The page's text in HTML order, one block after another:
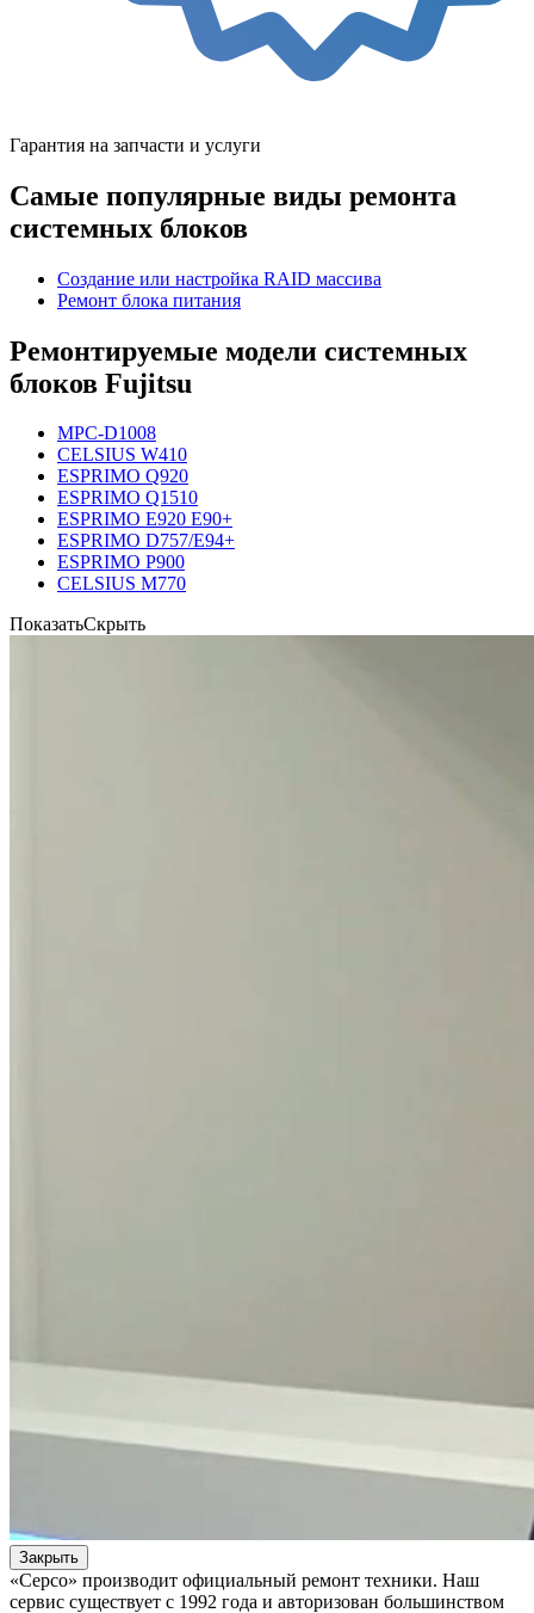
Гарантия на запчасти и услуги
Самые популярные виды ремонта
системных блоков
Создание или настройка RAID массива
Ремонт блока питания
Ремонтируемые модели системных
блоков Fujitsu
MPC-D1008
CELSIUS W410
ESPRIMO Q920
ESPRIMO Q1510
ESPRIMO E920 E90+
ESPRIMO D757/E94+
ESPRIMO P900
CELSIUS M770
ПоказатьСкрыть
Закрыть
«Серсо» производит официальный ремонт техники. Наш
сервис существует с 1992 года и авторизован большинством